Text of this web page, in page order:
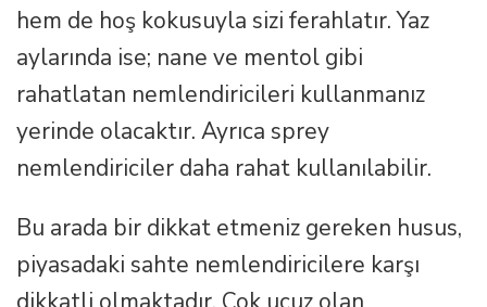
hem de hoş kokusuyla sizi ferahlatır. Yaz
aylarında ise; nane ve mentol gibi
rahatlatan nemlendiricileri kullanmanız
yerinde olacaktır. Ayrıca sprey
nemlendiriciler daha rahat kullanılabilir.
Bu arada bir dikkat etmeniz gereken husus,
piyasadaki sahte nemlendiricilere karşı